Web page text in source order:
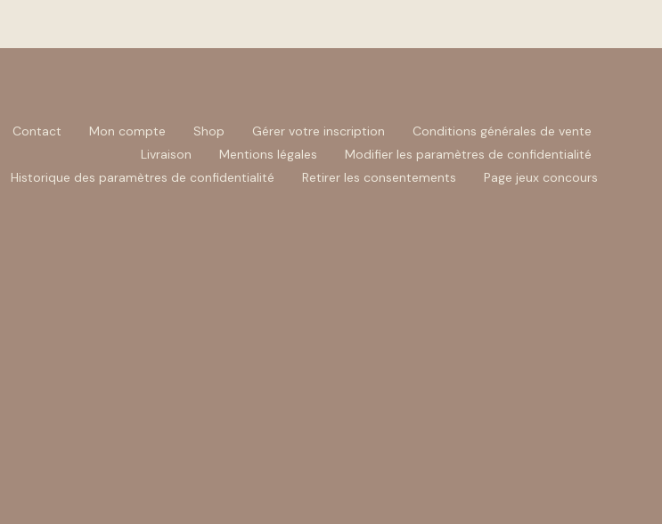
Contact Mon compte Shop Gérer votre inscription
Conditions générales de vente
Livraison
Mentions légales
Modifier les paramètres de confidentialité
Historique des paramètres de confidentialité
Retirer les consentements Page jeux concours